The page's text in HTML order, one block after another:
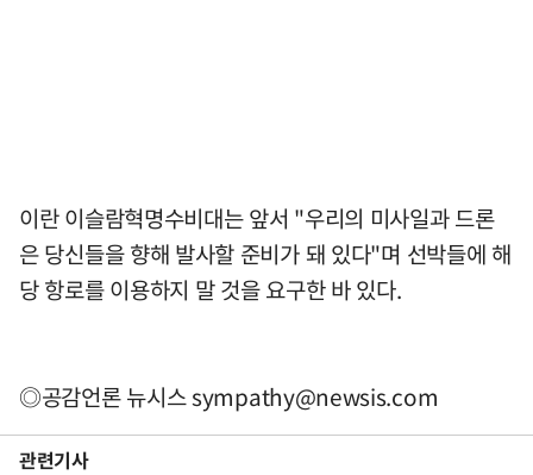
이란 이슬람혁명수비대는 앞서 "우리의 미사일과 드론
은 당신들을 향해 발사할 준비가 돼 있다"며 선박들에 해
당 항로를 이용하지 말 것을 요구한 바 있다.
◎공감언론 뉴시스sympathy@newsis.com
관련기사